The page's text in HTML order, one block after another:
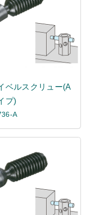
ベルスクリュー(A
プ)
A